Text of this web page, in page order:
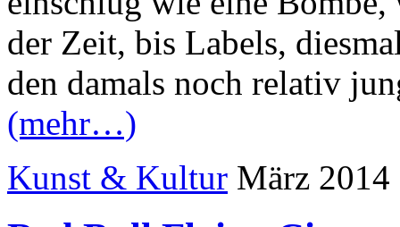
der Zeit, bis Labels,
den damals noch relativ
(mehr…)
Kunst & Kultur März 2014